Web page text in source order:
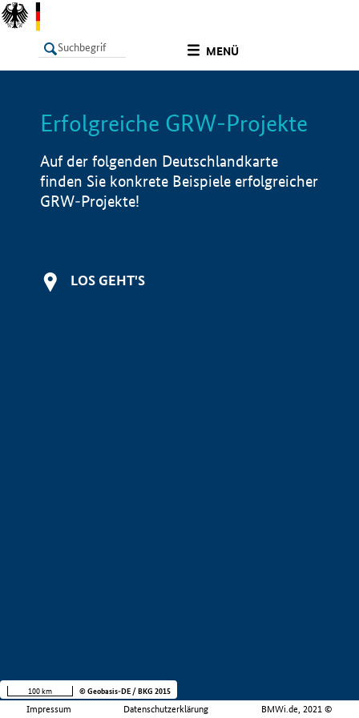
MENÜ
LISTE Info
Erfolgreiche GRW-Projekte
Auf der folgenden Deutschlandkarte
finden Sie konkrete Beispiele erfolgreicher
GRW-Projekte!
LOS GEHT'S
Impressum Datenschutzerklärung BMWi.de, 2021 ©
100 km © Geobasis-DE / BKG 2015